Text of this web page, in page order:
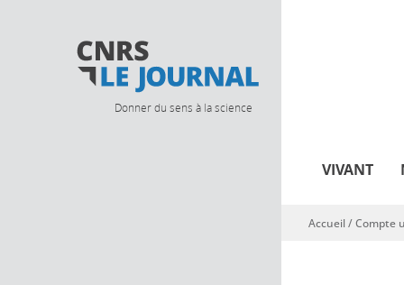
Donner du sens à la science
VIVANT
Vous êtes ici
Accueil/Compte